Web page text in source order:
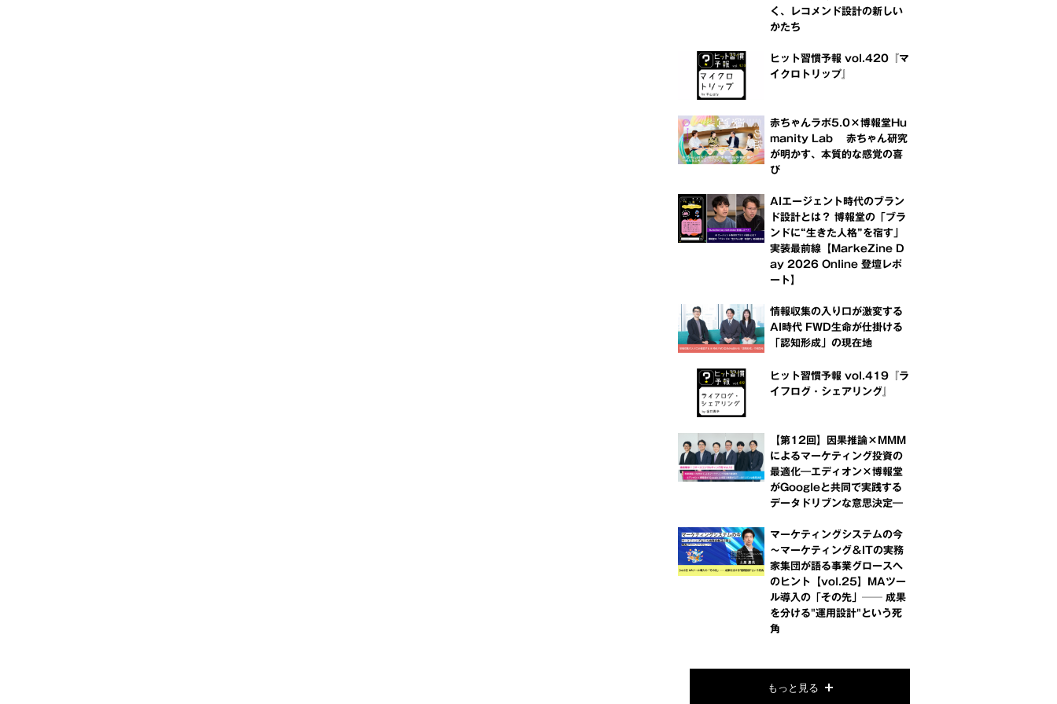
く、レコメンド設計の新しい
かたち
ヒット習慣予報 vol.420『マ
イクロトリップ』
赤ちゃんラボ5.0×博報堂Hu
manity Lab 赤ちゃん研究
が明かす、本質的な感覚の喜
び
AIエージェント時代のブラン
ド設計とは？ 博報堂の「ブラ
ンドに“生きた人格”を宿す」
実装最前線【MarkeZine D
ay 2026 Online 登壇レポ
ート】
情報収集の入り口が激変する
AI時代 FWD生命が仕掛ける
「認知形成」の現在地
ヒット習慣予報 vol.419『ラ
イフログ・シェアリング』
【第12回】因果推論×MMM
によるマーケティング投資の
最適化―エディオン×博報堂
がGoogleと共同で実践する
データドリブンな意思決定―
マーケティングシステムの今
～マーケティング＆ITの実務
家集団が語る事業グロースへ
のヒント【vol.25】MAツー
ル導入の「その先」── 成果
を分ける"運用設計"という死
角
もっと見る